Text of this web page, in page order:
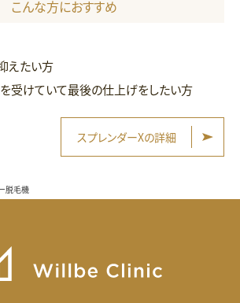
こんな方におすすめ
えたい方
受けていて最後の仕上げをしたい方
スプレンダーXの詳細
脱毛機